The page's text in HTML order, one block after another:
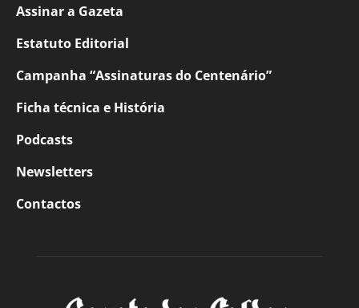
Assinar a Gazeta
Estatuto Editorial
Campanha “Assinaturas do Centenário”
Ficha técnica e História
Podcasts
Newsletters
Contactos